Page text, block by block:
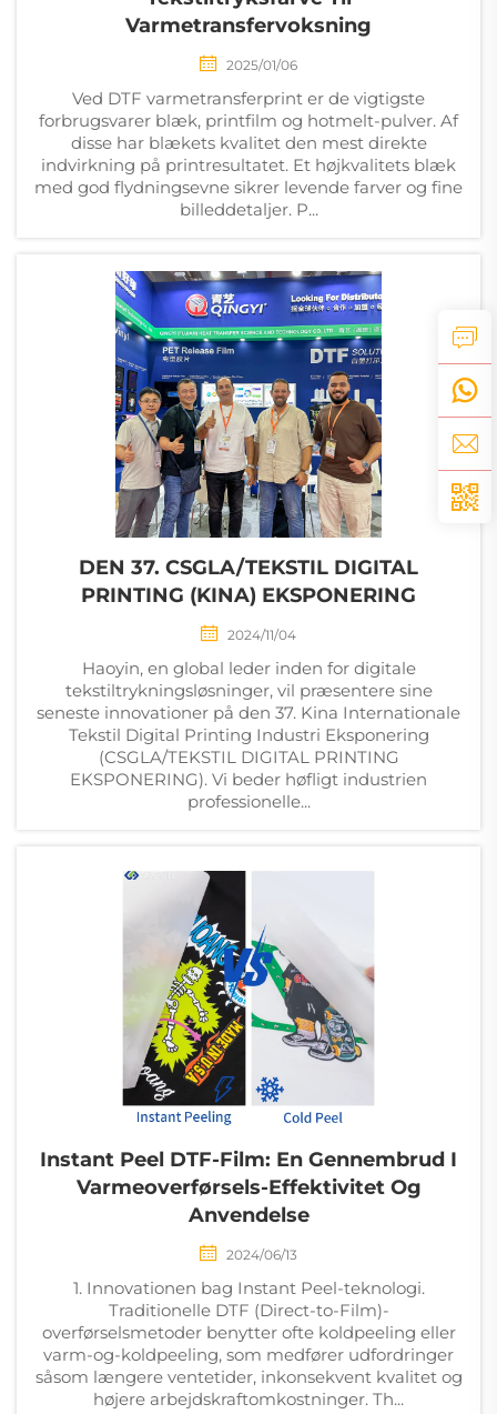
Varmetransfervoksning
2025/01/06
Ved DTF varmetransferprint er de vigtigste
forbrugsvarer blæk, printfilm og hotmelt-pulver. Af
disse har blækets kvalitet den mest direkte
indvirkning på printresultatet. Et højkvalitets blæk
med god flydningsevne sikrer levende farver og fine
billeddetaljer. P...
DEN 37. CSGLA/TEKSTIL DIGITAL
PRINTING (KINA) EKSPONERING
2024/11/04
Haoyin, en global leder inden for digitale
tekstiltrykningsløsninger, vil præsentere sine
seneste innovationer på den 37. Kina Internationale
Tekstil Digital Printing Industri Eksponering
(CSGLA/TEKSTIL DIGITAL PRINTING
EKSPONERING). Vi beder høfligt industrien
professionelle...
Instant Peel DTF-Film: En Gennembrud I
Varmeoverførsels-Effektivitet Og
Anvendelse
2024/06/13
1. Innovationen bag Instant Peel-teknologi.
Traditionelle DTF (Direct-to-Film)-
overførselsmetoder benytter ofte koldpeeling eller
varm-og-koldpeeling, som medfører udfordringer
såsom længere ventetider, inkonsekvent kvalitet og
højere arbejdskraftomkostninger. Th...